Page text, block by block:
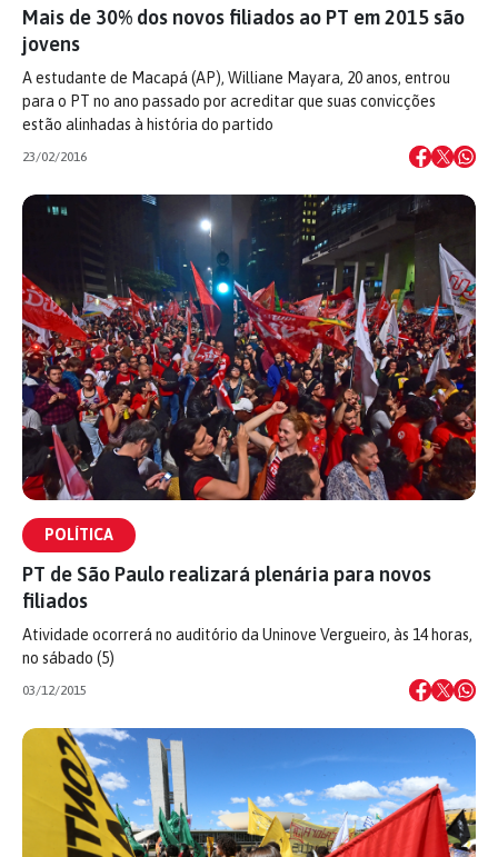
Mais de 30% dos novos filiados ao PT em 2015 são
jovens
A estudante de Macapá (AP), Williane Mayara, 20 anos, entrou
para o PT no ano passado por acreditar que suas convicções
estão alinhadas à história do partido
23/02/2016
POLÍTICA
PT de São Paulo realizará plenária para novos
filiados
Atividade ocorrerá no auditório da Uninove Vergueiro, às 14 horas,
no sábado (5)
03/12/2015